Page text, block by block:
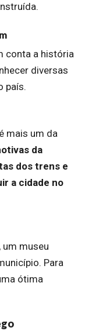
conta a história
diversas
país.
mais um da
da
dos trens e
a cidade no
um museu
Para
ótima